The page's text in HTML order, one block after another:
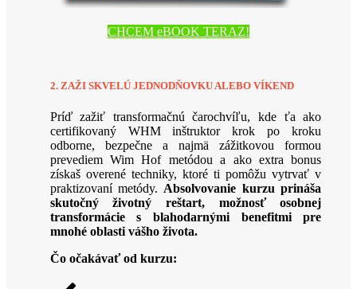
CHCEM eBOOK TERAZ!
2. ZAŽI SKVELÚ JEDNODŇOVKU ALEBO VÍKEND
Príď zažiť transformačnú čarochvíľu, kde ťa ako
certifikovaný WHM inštruktor krok po kroku
odborne, bezpečne a najmä zážitkovou formou
prevediem Wim Hof metódou a ako extra bonus
získaš overené techniky, ktoré ti pomôžu vytrvať v
praktizovaní metódy.Absolvovanie kurzu prináša
skutočný životný reštart, možnosť osobnej
transformácie s blahodarnými benefitmi pre
mnohé oblasti vášho života.
Čo očakávať od kurzu: